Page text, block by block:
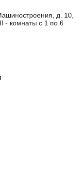
д. 10,
- комнаты с 1 по 6